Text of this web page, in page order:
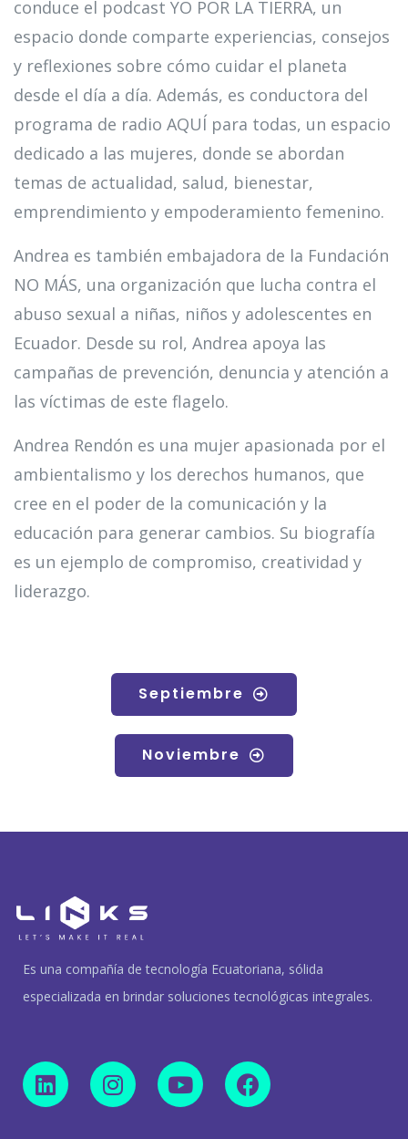
conduce el podcast YO POR LA TIERRA, un
espacio donde comparte experiencias, consejos
y reflexiones sobre cómo cuidar el planeta
desde el día a día. Además, es conductora del
programa de radio AQUÍ para todas, un espacio
dedicado a las mujeres, donde se abordan
temas de actualidad, salud, bienestar,
emprendimiento y empoderamiento femenino.
Andrea es también embajadora de la Fundación
NO MÁS, una organización que lucha contra el
abuso sexual a niñas, niños y adolescentes en
Ecuador. Desde su rol, Andrea apoya las
campañas de prevención, denuncia y atención a
las víctimas de este flagelo.
Andrea Rendón es una mujer apasionada por el
ambientalismo y los derechos humanos, que
cree en el poder de la comunicación y la
educación para generar cambios. Su biografía
es un ejemplo de compromiso, creatividad y
liderazgo.
Septiembre
Noviembre
Es una compañía de tecnología Ecuatoriana, sólida
especializada en brindar soluciones tecnológicas integrales.